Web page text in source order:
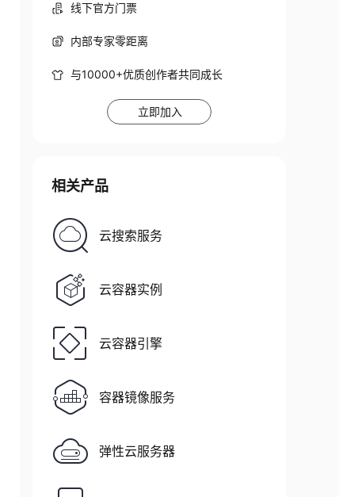
线下官方门票
内部专家零距离
与10000+优质创作者共同成长
立即加入
相关产品
云搜索服务
云容器实例
云容器引擎
容器镜像服务
弹性云服务器